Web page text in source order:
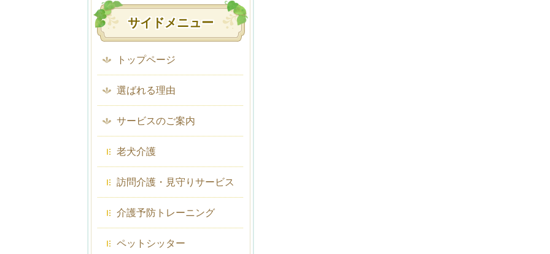
サイドメニュー
トップページ
選ばれる理由
サービスのご案内
老犬介護
訪問介護・見守りサービス
介護予防トレーニング
ペットシッター